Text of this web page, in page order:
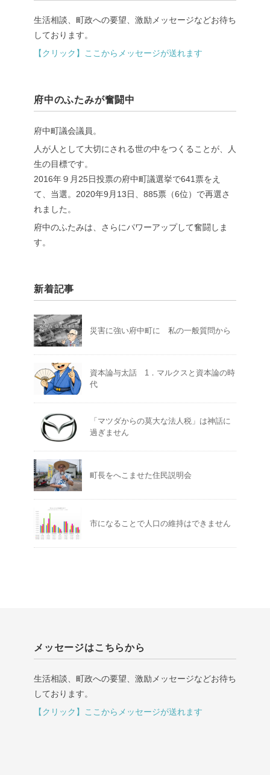
生活相談、町政への要望、激励メッセージなどお待ち
しております。
【クリック】ここからメッセージが送れます
府中のふたみが奮闘中
府中町議会議員。
人が人として大切にされる世の中をつくることが、人
生の目標です。
2016年９月25日投票の府中町議選挙で641票をえ
て、当選。2020年9月13日、885票（6位）で再選さ
れました。
府中のふたみは、さらにパワーアップして奮闘しま
す。
新着記事
災害に強い府中町に 私の一般質問から
資本論与太話 1．マルクスと資本論の時
代
「マツダからの莫大な法人税」は神話に
過ぎません
町長をへこませた住民説明会
市になることで人口の維持はできません
メッセージはこちらから
生活相談、町政への要望、激励メッセージなどお待ち
しております。
【クリック】ここからメッセージが送れます